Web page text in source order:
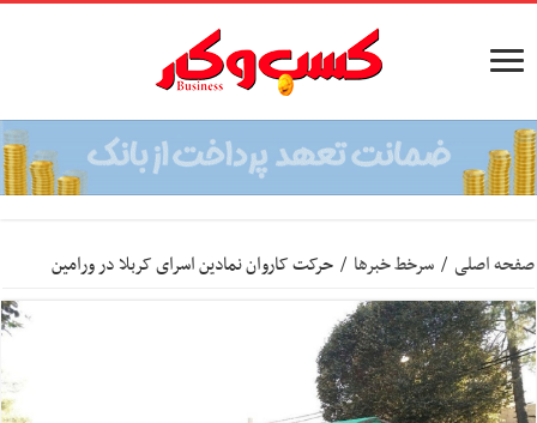
صفحه اصلی / سرخط خبرها / حرکت کاروان نمادین اسرای کربلا در ورامین